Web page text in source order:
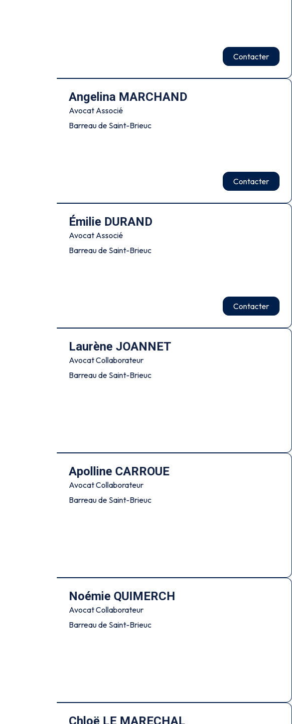
Contacter
Angelina MARCHAND
Avocat Associé
Barreau de Saint-Brieuc
Contacter
Émilie DURAND
Avocat Associé
Barreau de Saint-Brieuc
Contacter
Laurène JOANNET
Avocat Collaborateur
Barreau de Saint-Brieuc
Apolline CARROUE
Avocat Collaborateur
Barreau de Saint-Brieuc
Noémie QUIMERCH
Avocat Collaborateur
Barreau de Saint-Brieuc
Chloë LE MARECHAL